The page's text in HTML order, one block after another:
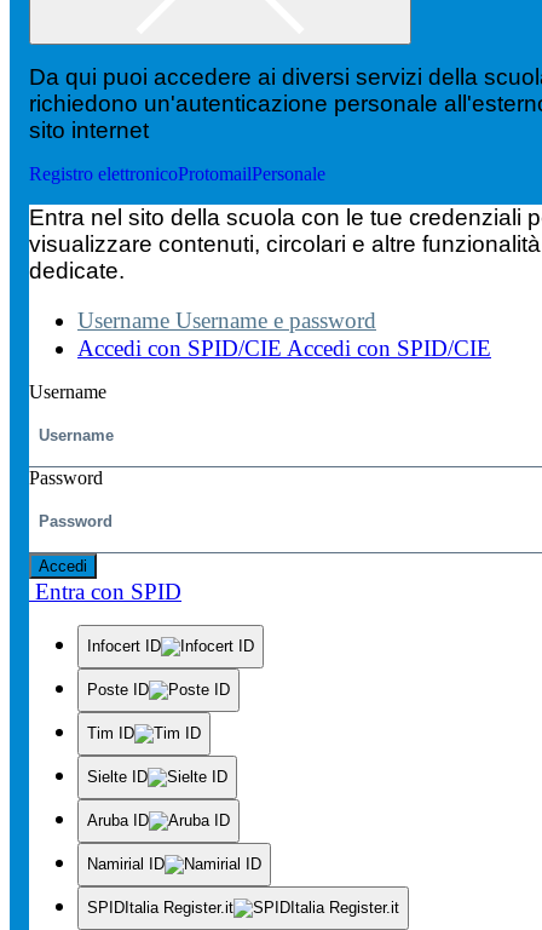
Da qui puoi accedere ai diversi servizi della
richiedono un'autenticazione personale
sito internet
Registro elettronicoProtomailPersonale
Entra nel sito della scuola con le tue credenziali
visualizzare contenuti, circolari e altre
dedicate.
Username Username e password
Accedi con SPID/CIE Accedi con SPID/CIE
Username
Password
Accedi
Entra con SPID
Infocert ID
Poste ID
Tim ID
Sielte ID
Aruba ID
Namirial ID
SPIDItalia Register.it